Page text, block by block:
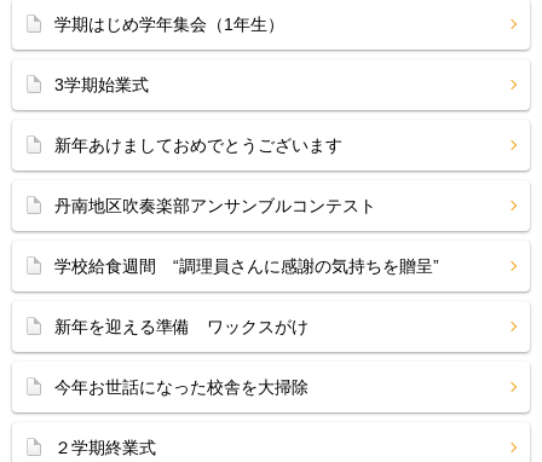
学期はじめ学年集会（1年生）
3学期始業式
新年あけましておめでとうございます
丹南地区吹奏楽部アンサンブルコンテスト
学校給食週間 “調理員さんに感謝の気持ちを贈呈”
新年を迎える準備 ワックスがけ
今年お世話になった校舎を大掃除
２学期終業式